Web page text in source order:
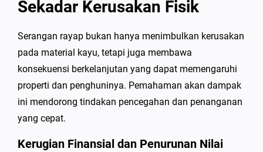
Sekadar Kerusakan Fisik
Serangan rayap bukan hanya menimbulkan kerusakan
pada material kayu, tetapi juga membawa
konsekuensi berkelanjutan yang dapat memengaruhi
properti dan penghuninya. Pemahaman akan dampak
ini mendorong tindakan pencegahan dan penanganan
yang cepat.
Kerugian Finansial dan Penurunan Nilai